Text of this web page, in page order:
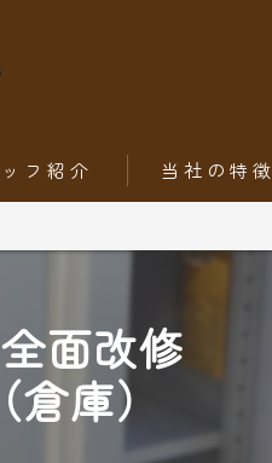
フ紹介 当社の特
内装工事
屋根
水回りリフォ
面改修
庫）